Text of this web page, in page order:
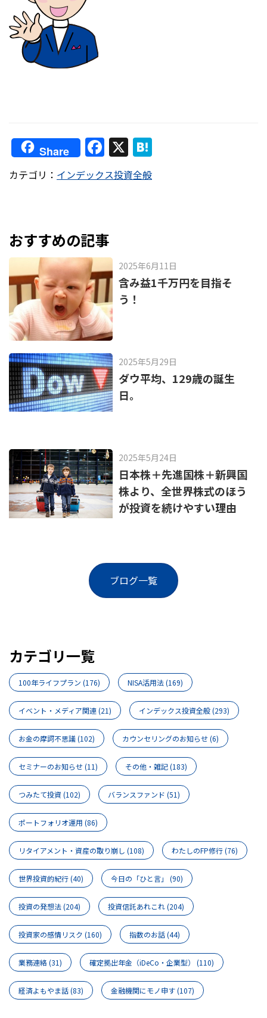
Share F
a
c
o
o
k
X
カテゴリ： インデックス投資全般
おすすめの記事
2025年6月11日
含み益1千万円を目指そ
う！
2025年5月29日
ダウ平均、129歳の誕生
日。
2025年5月24日
日本株＋先進国株＋新興国
株より、全世界株式のほう
が投資を続けやすい理由
ブログ一覧
カテゴリ一覧
100年ライフプラン (176) NISA活用法(169)
イベント・メディア関連(21) インデックス投資全般(293)
お金の摩訶不思議(102) カウンセリングのお知らせ(6)
セミナーのお知らせ(11) その他・雑記(183)
つみたて投資(102) バランスファンド (51)
ポートフォリオ運用 (86)
リタイアメント・資産の取り崩し (108) わたしのFP修行(76)
世界投資的紀行(40) 今日の「ひと言」 (90)
投資の発想法(204) 投資信託あれこれ(204)
投資家の感情リスク (160) 指数のお話(44)
業務連絡(31) 確定拠出年金（iDeCo・企業型） (110)
経済よもやま話(83) 金融機関にモノ申す(107)